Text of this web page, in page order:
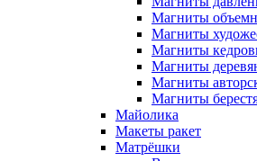
Магниты
Магниты
Магниты
Магниты
Магниты
Магниты
Майолика
Макеты ракет
Матрёшки